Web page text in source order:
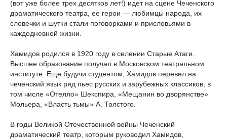
(вот уже более трех десятков лет!) идет на сцене Чеченского
драматического театра, ее герои — любимцы народа, их
словечки и шутки стали поговорками и присловьями в
каждодневной жизни.
Хамидов родился в 1920 году в селении Старые Атаги.
Высшее образование получал в Московском театральном
институте. Еще будучи студентом, Хамидов перевел на
чеченский язык ряд пьес русских и зарубежных классиков, в
том числе «Отелло» Шекспира, «Мещанин во дворянстве»
Мольера, «Власть тьмы» А. Толстого.
В годы Великой Отечественной войны Чеченский
драматический театр, которым руководил Хамидов,